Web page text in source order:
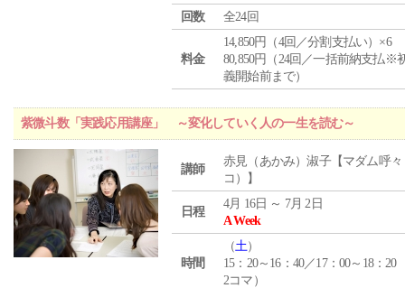
回数
全24回
料金
14,850円（4回／分割支払い）×6
80,850円（24回／一括前納支払※
義開始前まで）
紫微斗数「実践応用講座」 ～変化していく人の一生を読む～
講師
赤見（あかみ）淑子【マダム呼々
コ）】
日程
4月 16日 ～ 7月 2日
A Week
時間
（土）
15：20～16：40／17：00～18：20
2コマ）